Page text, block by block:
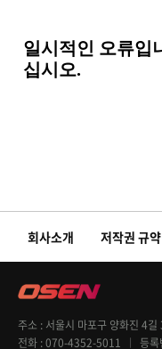
회사소개 저작권 규약
주소
서울시 마포구 양화진 4
전화 070-4352-5011 등록